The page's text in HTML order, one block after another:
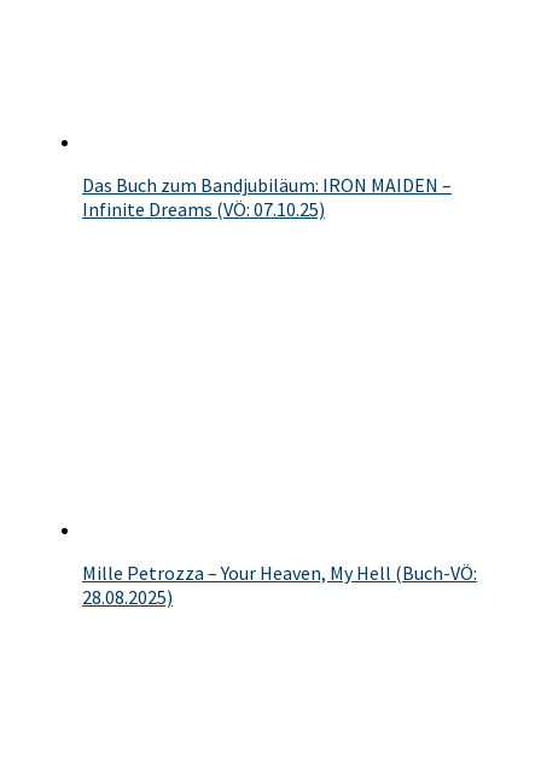
Das Buch zum Bandjubiläum: IRON MAIDEN –
Infinite Dreams (VÖ: 07.10.25)
Mille Petrozza – Your Heaven, My Hell (Buch-VÖ:
28.08.2025)